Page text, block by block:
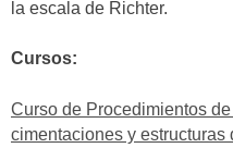
la escala de Richter.
Cursos:
Curso de Procedimientos
cimentaciones y